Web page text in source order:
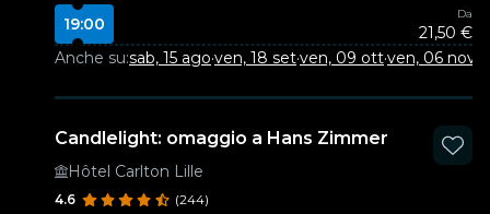
19:00
Da
21,50 €
Anche su:sab, 15 ago·ven, 18 set·ven, 09 ott·ven, 06 nov
Candlelight: omaggio a Hans Zimmer
Hôtel Carlton Lille
4.6 (244)